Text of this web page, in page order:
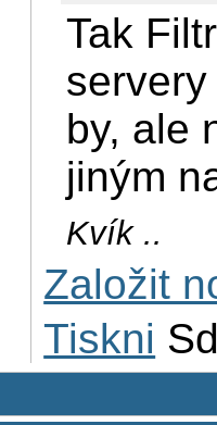
Tak
by, ale
jiným
Kvík ..
Založit
Tiskni